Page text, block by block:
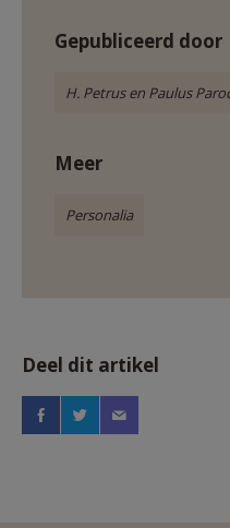
Gepubliceerd door
H. Petrus en Paulus
Meer
Personalia
Deel dit artikel